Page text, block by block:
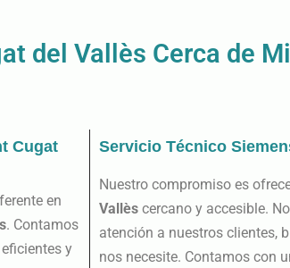
del Vallès Cerca de Mi
Cugat
en
. Contamos
eficientes y
Servicio Técnico
Nuestro compromiso es
Vallès cercano y accesible.
atención a nuestros clientes,
nos necesite. Contamos con